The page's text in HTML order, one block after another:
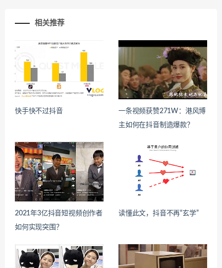
相关推荐
快手快不过抖音
一条视频获赞271W：港风博
主如何在抖音制造爆款？
2021年3亿抖音短视频创作者
如何实现突围？
读懂此文，抖音不再“玄学”